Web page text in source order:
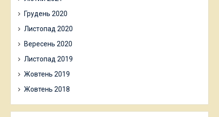
Грудень 2020
Листопад 2020
Вересень 2020
Листопад 2019
Жовтень 2019
Жовтень 2018